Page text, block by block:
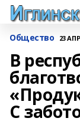
Общество 23
В
С